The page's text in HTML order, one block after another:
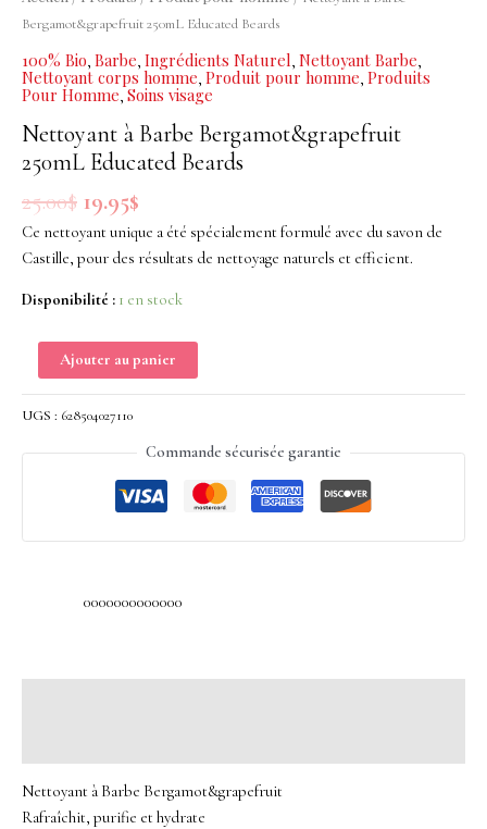
Bergamot&grapefruit 250mL Educated Beards
100% Bio, Barbe, Ingrédients Naturel, Nettoyant Barbe,
Nettoyant corps homme, Produit pour homme, Produits
Pour Homme, Soins visage
Nettoyant à Barbe Bergamot&grapefruit
250mL Educated Beards
25.00$ 19.95$
Ce nettoyant unique a été spécialement formulé avec du savon de
Castille, pour des résultats de nettoyage naturels et efficient.
Disponibilité : 1 en stock
Bergamot&grapefruit
Educated
Beards
Ajouter au panier
UGS : 628504027110
Commande sécurisée garantie
0000000000000
Nettoyant à Barbe Bergamot&grapefruit
Rafraîchit, purifie et hydrate